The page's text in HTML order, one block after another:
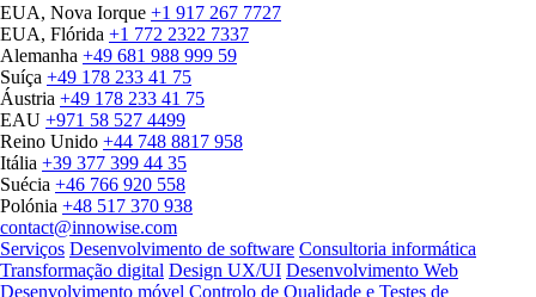
EUA, Nova Iorque +1 917 267 7727
EUA, Flórida +1 772 2322 7337
Alemanha +49 681 988 999 59
Suíça +49 178 233 41 75
Áustria +49 178 233 41 75
EAU +971 58 527 4499
Reino Unido +44 748 8817 958
Itália +39 377 399 44 35
Suécia +46 766 920 558
Polónia +48 517 370 938
contact@innowise.com
Serviços Desenvolvimento de software Consultoria informática
Transformação digital Design UX/UI Desenvolvimento Web
Desenvolvimento móvel Controlo de Qualidade e Testes de